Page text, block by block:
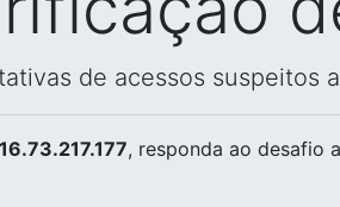
de acessos suspeitos
, responda ao desafio